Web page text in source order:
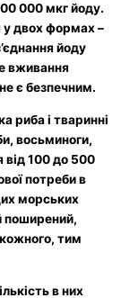
000 мкг йоду.
у двох формах –
йоду
вживання
є безпечним.
і тваринні
восьминоги,
від 100 до 500
потреби в
морських
поширений,
тим
в них